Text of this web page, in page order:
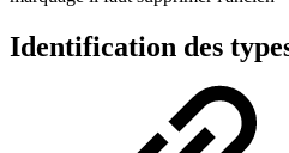
Identification des